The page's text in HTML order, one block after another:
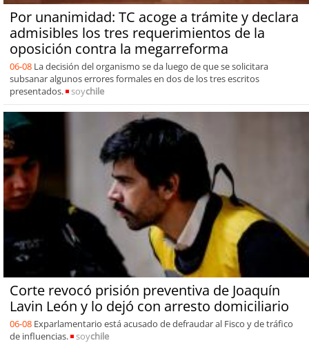
Por unanimidad: TC acoge a trámite y declara
admisibles los tres requerimientos de la
oposición contra la megarreforma
06-08 La decisión del organismo se da luego de que se solicitara
subsanar algunos errores formales en dos de los tres escritos
presentados.
soychile
Corte revocó prisión preventiva de Joaquín
Lavin León y lo dejó con arresto domiciliario
06-08 Exparlamentario está acusado de defraudar al Fisco y de tráfico
de influencias.
soychile